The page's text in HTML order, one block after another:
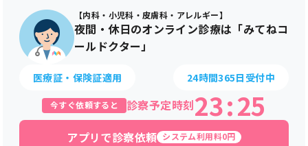
【内科・小児科・皮膚科・アレルギー】
夜間・休日のオンライン診療は「みてねコ
ールドクター」
医療証・保険証適用 24時間365日受付中
今すぐ依頼すると 診察予定時刻23:25
アプリで診察依頼 システム利用料0円